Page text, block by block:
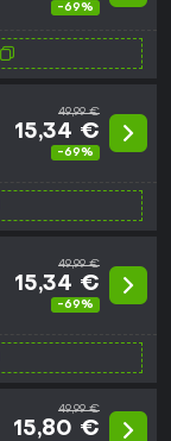
-69%
49,99 €
15,34 €
-69%
49,99 €
15,34 €
-69%
49,99 €
15,80 €